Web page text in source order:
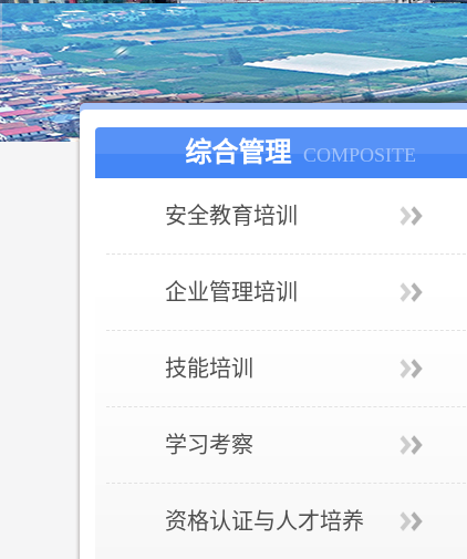
综合管理 COMPOSITE
安全教育培训
企业管理培训
技能培训
学习考察
资格认证与人才培养